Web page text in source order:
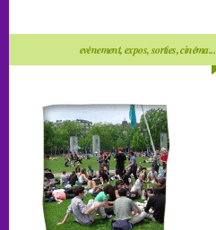
evènement, expos, sorties, cinéma...